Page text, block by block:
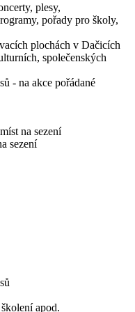
plesy,
pořady pro školy,
plochách v Dačicích
společenských
- na akce pořádané
na sezení
sezení
apod.